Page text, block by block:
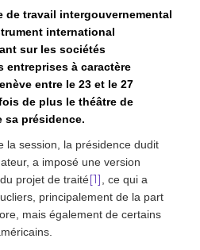
de travail intergouvernemental
international
sur les sociétés
entreprises à caractère
entre le 23 et le 27
de plus le théâtre de
sa présidence.
la session, la présidence dudit
a imposé une version
projet de traité[1]
, ce qui a
principalement de la part
mais également de certains